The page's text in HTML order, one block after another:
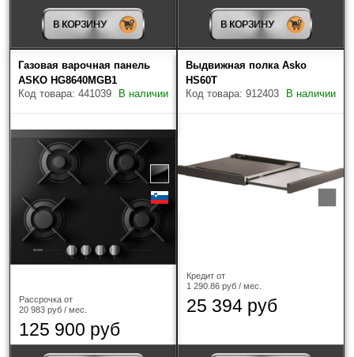
В КОРЗИНУ В КОРЗИНУ
Газовая варочная панель
ASKO HG8640MGB1
Код товара: 441039
В наличии
Рассрочка от
20 983 руб / мес.
125 900 руб
Выдвижная полка Asko
HS60T
Код товара: 912403
В наличии
Кредит от
1 290.86 руб / мес.
25 394 руб